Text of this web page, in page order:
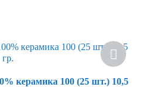
керамика 100 (25 шт.) 10,5